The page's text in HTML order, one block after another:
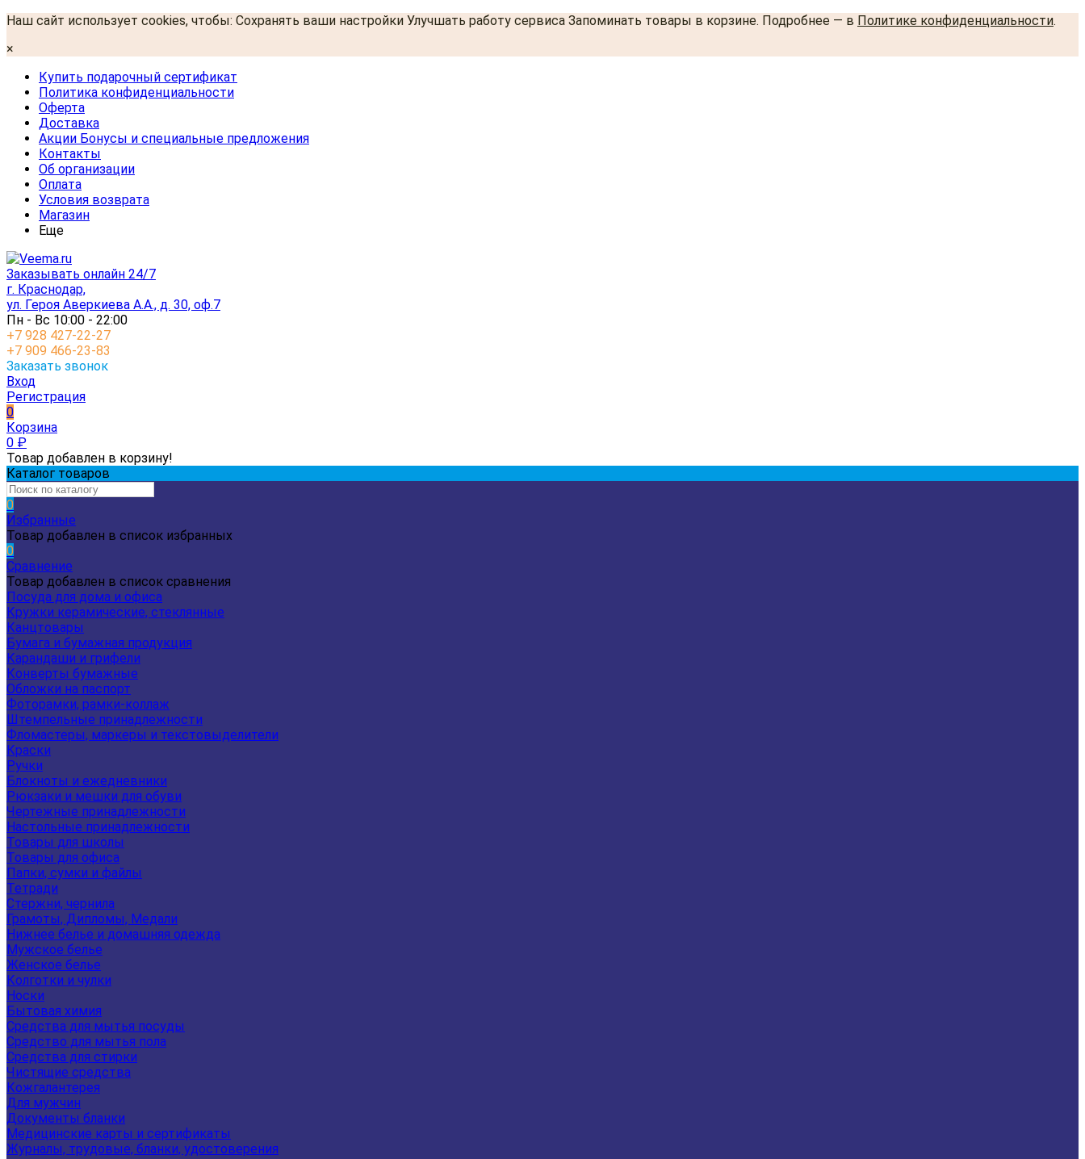
Наш сайт использует cookies, чтобы: Сохранять ваши настройки Улучшать работу сервиса Запоминать товары в корзине. Подробнее — в Политике конфиденциальности.
×
Купить подарочный сертификат
Политика конфиденциальности
Оферта
Доставка
Акции Бонусы и специальные предложения
Контакты
Об организации
Оплата
Условия возврата
Магазин
Еще
Заказывать онлайн 24/7
г. Краснодар,
ул. Героя Аверкиева А.А., д. 30, оф.7
Пн - Вс 10:00 - 22:00
+7 928 427-22-27
+7 909 466-23-83
Заказать звонок
Вход
Регистрация
0
Корзина
0 ₽
Товар добавлен в корзину!
Каталог товаров
0
Избранные
Товар добавлен в список избранных
0
Сравнение
Товар добавлен в список сравнения
Посуда для дома и офиса
Кружки керамические, стеклянные
Канцтовары
Бумага и бумажная продукция
Карандаши и грифели
Конверты бумажные
Обложки на паспорт
Фоторамки, рамки-коллаж
Штемпельные принадлежности
Фломастеры, маркеры и текстовыделители
Краски
Ручки
Блокноты и ежедневники
Рюкзаки и мешки для обуви
Чертежные принадлежности
Настольные принадлежности
Товары для школы
Товары для офиса
Папки, сумки и файлы
Тетради
Стержни, чернила
Грамоты, Дипломы, Медали
Нижнее белье и домашняя одежда
Мужское белье
Женское белье
Колготки и чулки
Носки
Бытовая химия
Средства для мытья посуды
Средство для мытья пола
Средства для стирки
Чистящие средства
Кожгалантерея
Для мужчин
Документы бланки
Медицинские карты и сертификаты
Журналы, трудовые, бланки, удостоверения